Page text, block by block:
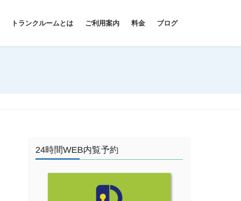
トランクルームとは ご利用案内 料金 ブログ
24時間WEB内覧予約